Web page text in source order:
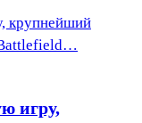
крупнейший
игру,